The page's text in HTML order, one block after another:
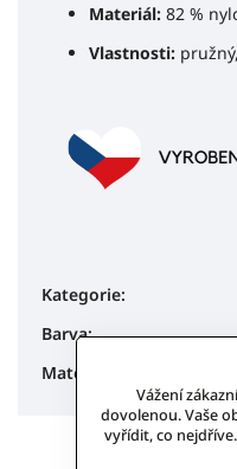
Vážení
dovolenou. Vaše
vyřídit, co
Materiál: 82 %
Vlastnosti:
Kategorie:
Barva:
Materiál